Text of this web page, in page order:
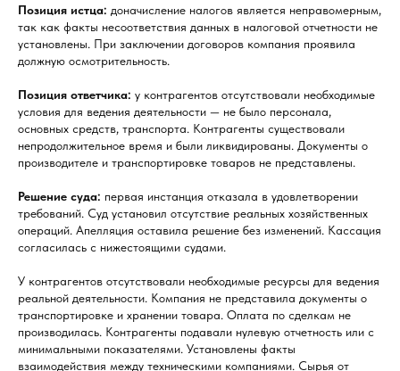
Позиция истца: доначисление налогов является неправомерным,
так как факты несоответствия данных в налоговой отчетности не
установлены. При заключении договоров компания проявила
должную осмотрительность.
Позиция ответчика: у контрагентов отсутствовали необходимые
условия для ведения деятельности — не было персонала,
основных средств, транспорта. Контрагенты существовали
непродолжительное время и были ликвидированы. Документы о
производителе и транспортировке товаров не представлены.
Решение суда: первая инстанция отказала в удовлетворении
требований. Суд установил отсутствие реальных хозяйственных
операций. Апелляция оставила решение без изменений. Кассация
согласилась с нижестоящими судами.
У контрагентов отсутствовали необходимые ресурсы для ведения
реальной деятельности. Компания не представила документы о
транспортировке и хранении товара. Оплата по сделкам не
производилась. Контрагенты подавали нулевую отчетность или с
минимальными показателями. Установлены факты
взаимодействия между техническими компаниями. Сырья от